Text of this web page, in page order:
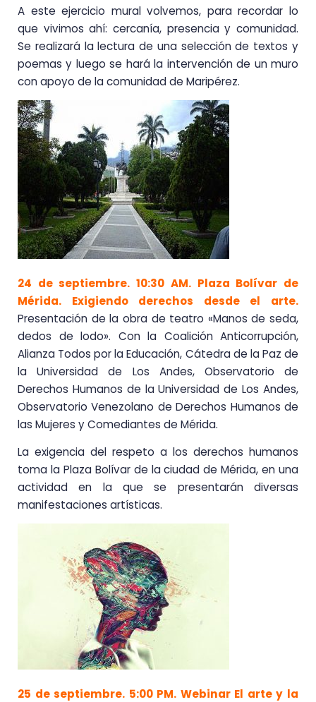
A este ejercicio mural volvemos, para recordar lo
que vivimos ahí: cercanía, presencia y comunidad.
Se realizará la lectura de una selección de textos y
poemas y luego se hará la intervención de un muro
con apoyo de la comunidad de Maripérez.
24 de septiembre. 10:30 AM. Plaza Bolívar de
Mérida. Exigiendo derechos desde el arte.
Presentación de la obra de teatro «Manos de seda,
dedos de lodo». Con la Coalición Anticorrupción,
Alianza Todos por la Educación, Cátedra de la Paz de
la Universidad de Los Andes, Observatorio de
Derechos Humanos de la Universidad de Los Andes,
Observatorio Venezolano de Derechos Humanos de
las Mujeres y Comediantes de Mérida.
La exigencia del respeto a los derechos humanos
toma la Plaza Bolívar de la ciudad de Mérida, en una
actividad en la que se presentarán diversas
manifestaciones artísticas.
25 de septiembre. 5:00 PM. Webinar El arte y la